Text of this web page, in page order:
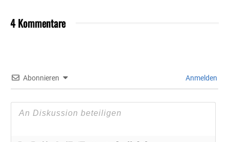
4 Kommentare
Abonnieren Anmelden